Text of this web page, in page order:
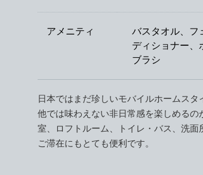
アメニティ
バスタオル、フ
ディショナー、
ブラシ
日本ではまだ珍しいモバイルホームス
他では味わえない非日常感を楽しめる
室、ロフトルーム、トイレ・バス、洗
ご滞在にもとても便利です。